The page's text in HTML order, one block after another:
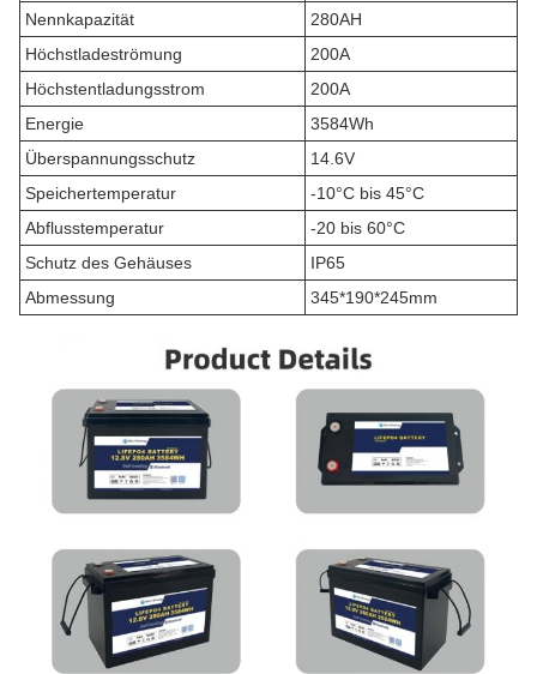
Nennkapazität
280AH
Höchstladeströmung
200A
Höchstentladungsstrom
200A
Energie
3584Wh
Überspannungsschutz
14.6V
Speichertemperatur
-10°C bis 45°C
Abflusstemperatur
-20 bis 60°C
Schutz des Gehäuses
IP65
Abmessung
345*190*245mm